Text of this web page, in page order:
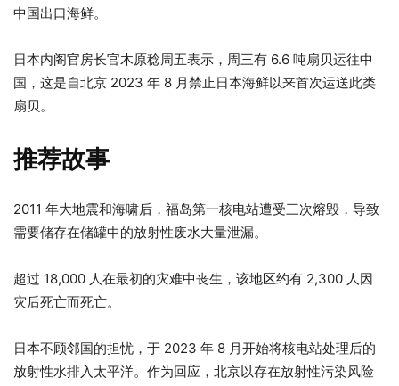
中国出口海鲜。
日本内阁官房长官木原稔周五表示，周三有 6.6 吨扇贝运往中
国，这是自北京 2023 年 8 月禁止日本海鲜以来首次运送此类
扇贝。
推荐故事
4
项
单
列
表
尾
2011 年大地震和海啸后，福岛第一核电站遭受三次熔毁，导致
需要储存在储罐中的放射性废水大量泄漏。
超过 18,000 人在最初的灾难中丧生，该地区约有 2,300 人因
灾后死亡而死亡。
日本不顾邻国的担忧，于 2023 年 8 月开始将核电站处理后的
放射性水排入太平洋。作为回应，北京以存在放射性污染风险